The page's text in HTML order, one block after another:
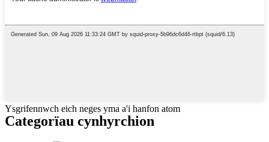
Ysgrifennwch eich neges yma a'i hanfon atom
Categorïau cynhyrchion